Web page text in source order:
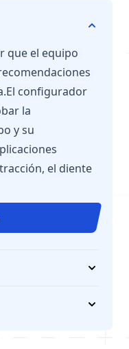
que el equipo
configurador
la
y su
el diente